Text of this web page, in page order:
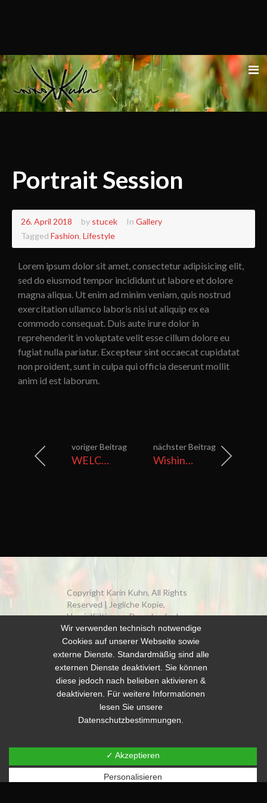
Portrait Session
26. April 2018 by stucek In Gallery
Tagged Fashion, Lifestyle
Lorem ipsum dolor sit amet, consectetur adipisicing elit,
sed do eiusmod tempor incididunt ut labore et dolore
magna aliqua. Ut enim ad minim veniam, quis nostrud
exercitation ullamco laboris nisi ut aliquip ex ea
commodo consequat. Duis aute irure dolor in
reprehenderit in voluptate velit esse cillum dolore eu
fugiat nulla pariatur. Excepteur sint occaecat cupidatat
non proident, sunt in culpa qui officia deserunt mollit
anim id est laborum.
voriger Beitrag
WELCOM TO PHOTOGRAPH
nächster Beitrag
Wishing Well
Copyright Karin Kuhn, All Rights
Reserved | Jegliche Kopie,
Vervielfältigung, Download oder
anderswertige Nutzung der
Fotografien ist untersagt. Sollten
Sie Interesse an den Fotografien
haben, wenden Sie sich direkt an
Karin Kuhn.
Impressum|Datenschutzerklärung
© Copyright 2026Karin Kuhn
Wir verwenden technisch notwendige
Cookies auf unserer Webseite sowie
externe Dienste. Standardmäßig sind alle
externen Dienste deaktiviert. Sie können
diese jedoch nach belieben aktivieren &
deaktivieren. Für weitere Informationen
lesen Sie unsere
Datenschutzbestimmungen.
✓ Akzeptieren
Personalisieren